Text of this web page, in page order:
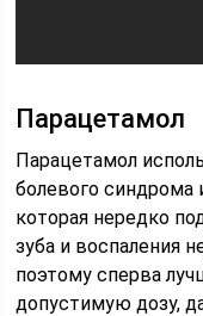
Парацетамол
Парацетамол
болевого синдрома
которая нередко
зуба и воспаления
поэтому сперва
допустимую дозу,